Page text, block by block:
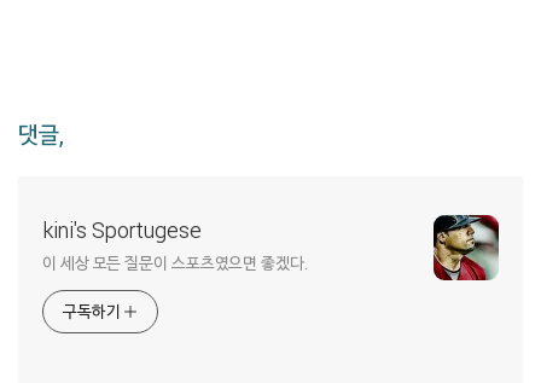
댓글,
kini's Sportugese
이 세상 모든 질문이 스포츠였으면 좋겠다.
구독하기